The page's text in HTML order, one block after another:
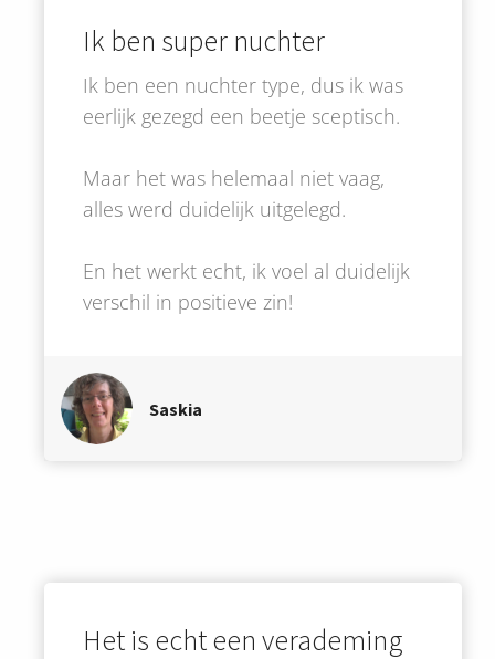
Ik ben super nuchter
Ik ben een nuchter type, dus ik was
eerlijk gezegd een beetje sceptisch.
Maar het was helemaal niet vaag,
alles werd duidelijk uitgelegd.
En het werkt echt, ik voel al duidelijk
verschil in positieve zin!
Saskia
Het is echt een verademing